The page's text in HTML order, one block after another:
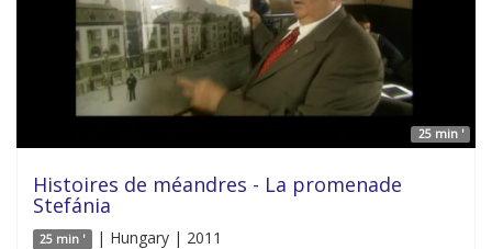
25 min '
Histoires de méandres - La promenade
Stefánia
25 min ' | Hungary | 2011